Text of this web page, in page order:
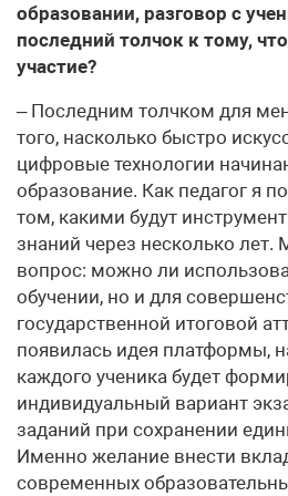
образовании, разговор с
последний толчок к тому,
участие?
– Последним толчком для
того, насколько быстро
цифровые технологии
образование. Как педагог я
том, какими будут
знаний через несколько лет.
вопрос: можно ли
обучении, но и для
государственной итоговой
появилась идея платформы,
каждого ученика будет
индивидуальный вариант
заданий при сохранении
Именно желание внести
современных